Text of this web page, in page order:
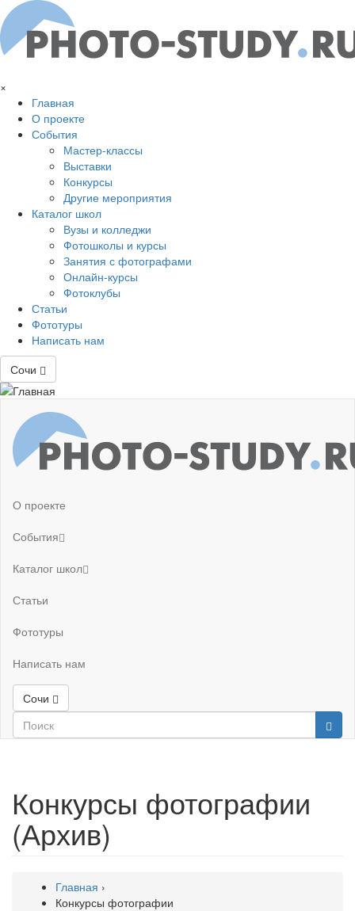
Перейти к основному содержанию
×
Главная
О проекте
События
Мастер-классы
Выставки
Конкурсы
Другие мероприятия
Каталог школ
Вузы и колледжи
Фотошколы и курсы
Занятия с фотографами
Онлайн-курсы
Фотоклубы
Статьи
Фототуры
Написать нам
Сочи
О проекте
События
Каталог школ
Статьи
Фототуры
Написать нам
Сочи
Конкурсы фотографии
(Архив)
Главная ›
Конкурсы фотографии